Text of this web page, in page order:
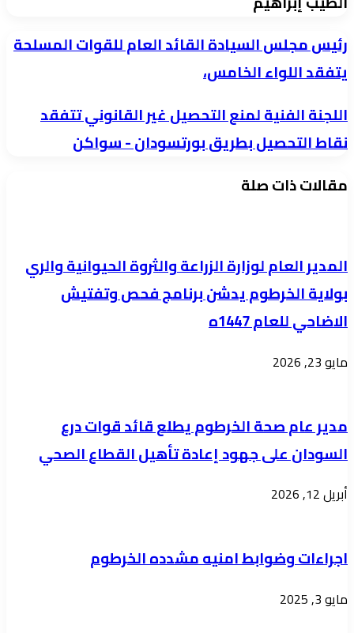
رئيس
مجلس
القائد
العام
المسلحة
الخامس،
رئيس مجلس السيادة القائد العام للقوات المسلحة
يتفقد اللواء الخامس،
اللجنة
الفنية
التحصيل
تتفقد
نقاط
التحصيل
بطريق
-
اللجنة الفنية لمنع التحصيل غير القانوني تتفقد
نقاط التحصيل بطريق بورتسودان - سواكن
مقالات ذات صلة
المدير العام لوزارة الزراعة والثروة الحيوانية والري
بولاية الخرطوم يدشن برنامج فحص وتفتيش
الاضاحي للعام 1447ه
مايو 23, 2026
مدير عام صحة الخرطوم يطلع قائد قوات درع
السودان على جهود إعادة تأهيل القطاع الصحي
أبريل 12, 2026
اجراءات وضوابط امنيه مشدده الخرطوم
مايو 3, 2025